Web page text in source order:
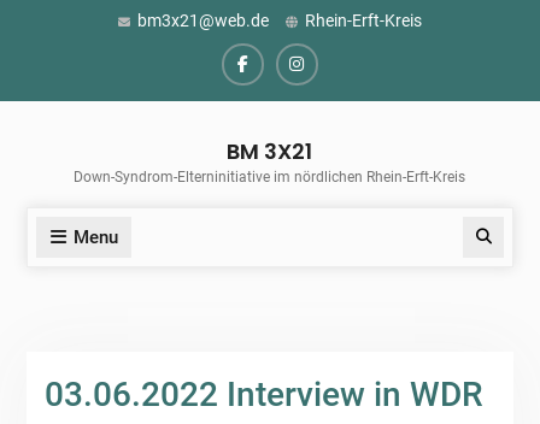
bm3x21@web.de Rhein-Erft-Kreis
FacebookInstagram
BM 3X21
Down-Syndrom-Elterninitiative im nördlichen Rhein-Erft-Kreis
Menu Search
03.06.2022 Interview in WDR